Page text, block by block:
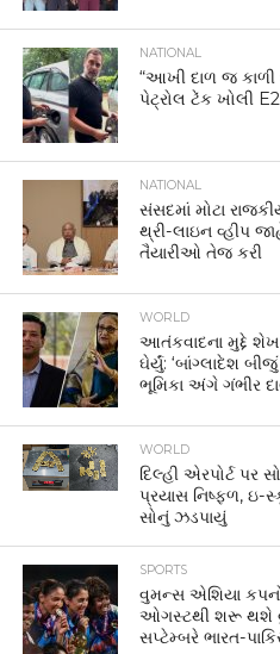
NATIONAL
“આખી દાળ જ કાળી
પેટ્રોલ ટેંક ખોલી
NATIONAL
સંસદમાં મોટા
થ્રી-લાઇન વ્હીપ
તૈયારીઓ તેજ કરી
WORLD
આતંકવાદના મુદ્દે શેખ
ઘેર્યું: ‘બાંગ્લાદેશ
ભૂમિકા અંગે ગંભીર
WORLD
દિલ્હી એરપોર્ટ પર
પ્રયાસ નિષ્ફળ, ઇ-
સોનું ઝડપાયું
SPORTS
વુમન્સ એશિયા
ઓગસ્ટથી શરૂ થશે
સપ્ટેમ્બરે ભારત-